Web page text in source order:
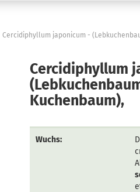
Cercidiphyllum japonicum -
Cercidiphyllum
Kuchenbaum),
Wuchs: